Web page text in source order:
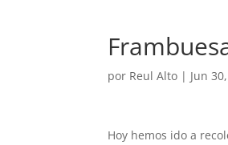
por Reul Alto | Jun
Hoy hemos ido a